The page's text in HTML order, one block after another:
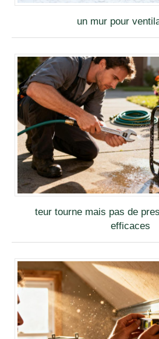
un mur pour
teur tourne mais pas de
efficaces